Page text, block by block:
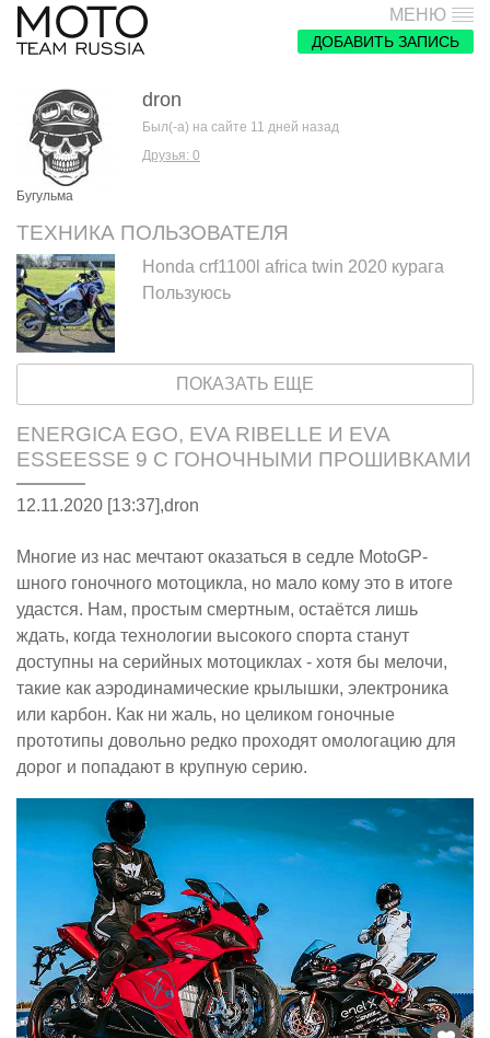
МЕНЮ
ДОБАВИТЬ ЗАПИСЬ
Бугульма
dron
Был(-а) на сайте 11 дней назад
Друзья: 0
ТЕХНИКА ПОЛЬЗОВАТЕЛЯ
Honda crf1100l africa twin 2020 курага
Пользуюсь
ПОКАЗАТЬ ЕЩЕ
ENERGICA EGO, EVA RIBELLE И EVA
ESSEESSE 9 С ГОНОЧНЫМИ ПРОШИВКАМИ
12.11.2020 [13:37],dron
Многие из нас мечтают оказаться в седле MotoGP-
шного гоночного мотоцикла, но мало кому это в итоге
удастся. Нам, простым смертным, остаётся лишь
ждать, когда технологии высокого спорта станут
доступны на серийных мотоциклах - хотя бы мелочи,
такие как аэродинамические крылышки, электроника
или карбон. Как ни жаль, но целиком гоночные
прототипы довольно редко проходят омологацию для
дорог и попадают в крупную серию.